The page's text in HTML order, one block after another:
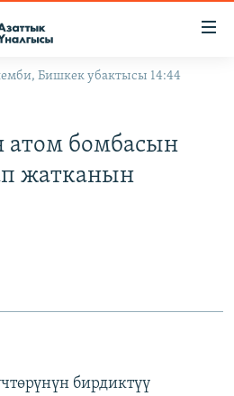
Бишкек убактысы 14:44
бомбасын
жатканын
бирдиктүү